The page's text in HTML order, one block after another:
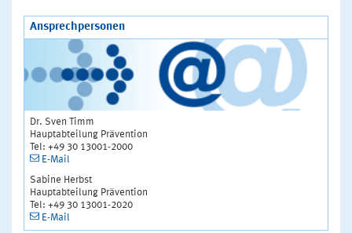
Ansprechpersonen
Dr. Sven Timm
Hauptabteilung Prävention
Tel: +49 30 13001-2000
E-Mail
Sabine Herbst
Hauptabteilung Prävention
Tel: +49 30 13001-2020
E-Mail